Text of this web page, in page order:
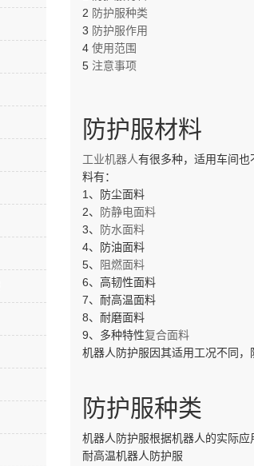
2 防护服种类
3 防护服作用
4 使用范围
5 注意事项
防护服材料
工业机器人有很多种，适用车间也
料有：
1、防尘面料
2、
防静电面料
3、
防水面料
4、防油面料
5、
阻燃面料
6、高韧性面料
7、耐高温面料
8、耐磨面料
9、多种特性复合面料
机器人防护服因其适用工况不同，
防护服种类
机器人防护服根据机器人的实际应
耐高温机器人防护服